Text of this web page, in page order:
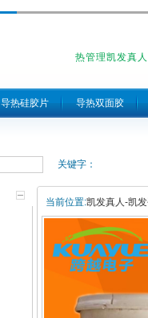
热管理凯发真
导热硅胶片 导热双面胶
关键字：
当前位置:凯发真人-凯